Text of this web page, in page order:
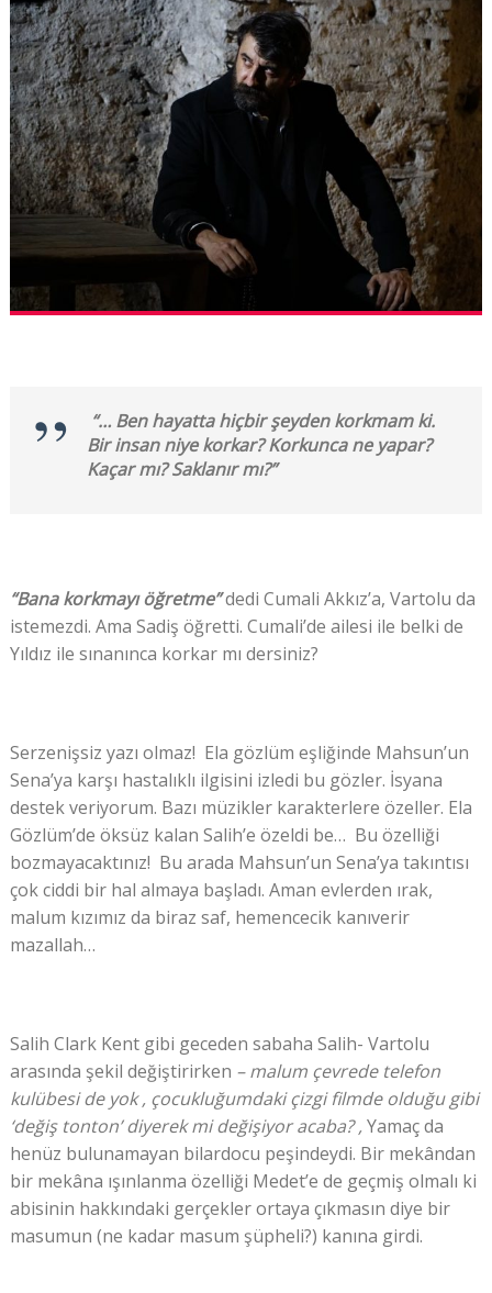
“… Ben hayatta hiçbir şeyden korkmam ki.
Bir insan niye korkar? Korkunca ne yapar?
Kaçar mı? Saklanır mı?”
“Bana korkmayı öğretme”dedi Cumali Akkız’a, Vartolu da
istemezdi. Ama Sadiş öğretti. Cumali’de ailesi ile belki de
Yıldız ile sınanınca korkar mı dersiniz?
Serzenişsiz yazı olmaz! Ela gözlüm eşliğinde Mahsun’un
Sena’ya karşı hastalıklı ilgisini izledi bu gözler. İsyana
destek veriyorum. Bazı müzikler karakterlere özeller. Ela
Gözlüm’de öksüz kalan Salih’e özeldi be… Bu özelliği
bozmayacaktınız! Bu arada Mahsun’un Sena’ya takıntısı
çok ciddi bir hal almaya başladı. Aman evlerden ırak,
malum kızımız da biraz saf, hemencecik kanıverir
mazallah…
Salih Clark Kent gibi geceden sabaha Salih- Vartolu
arasında şekil değiştirirken – malum çevrede telefon
kulübesi de yok , çocukluğumdaki çizgi filmde olduğu gibi
‘değiş tonton’ diyerek mi değişiyor acaba? ,Yamaç da
henüz bulunamayan bilardocu peşindeydi. Bir mekândan
bir mekâna ışınlanma özelliği Medet’e de geçmiş olmalı ki
abisinin hakkındaki gerçekler ortaya çıkmasın diye bir
masumun (ne kadar masum şüpheli?) kanına girdi.